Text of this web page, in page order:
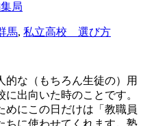
局
馬, 私立高校 選び方
的な（もちろん生徒の）用
出向いた時のことです。
めにこの日だけは「教職員